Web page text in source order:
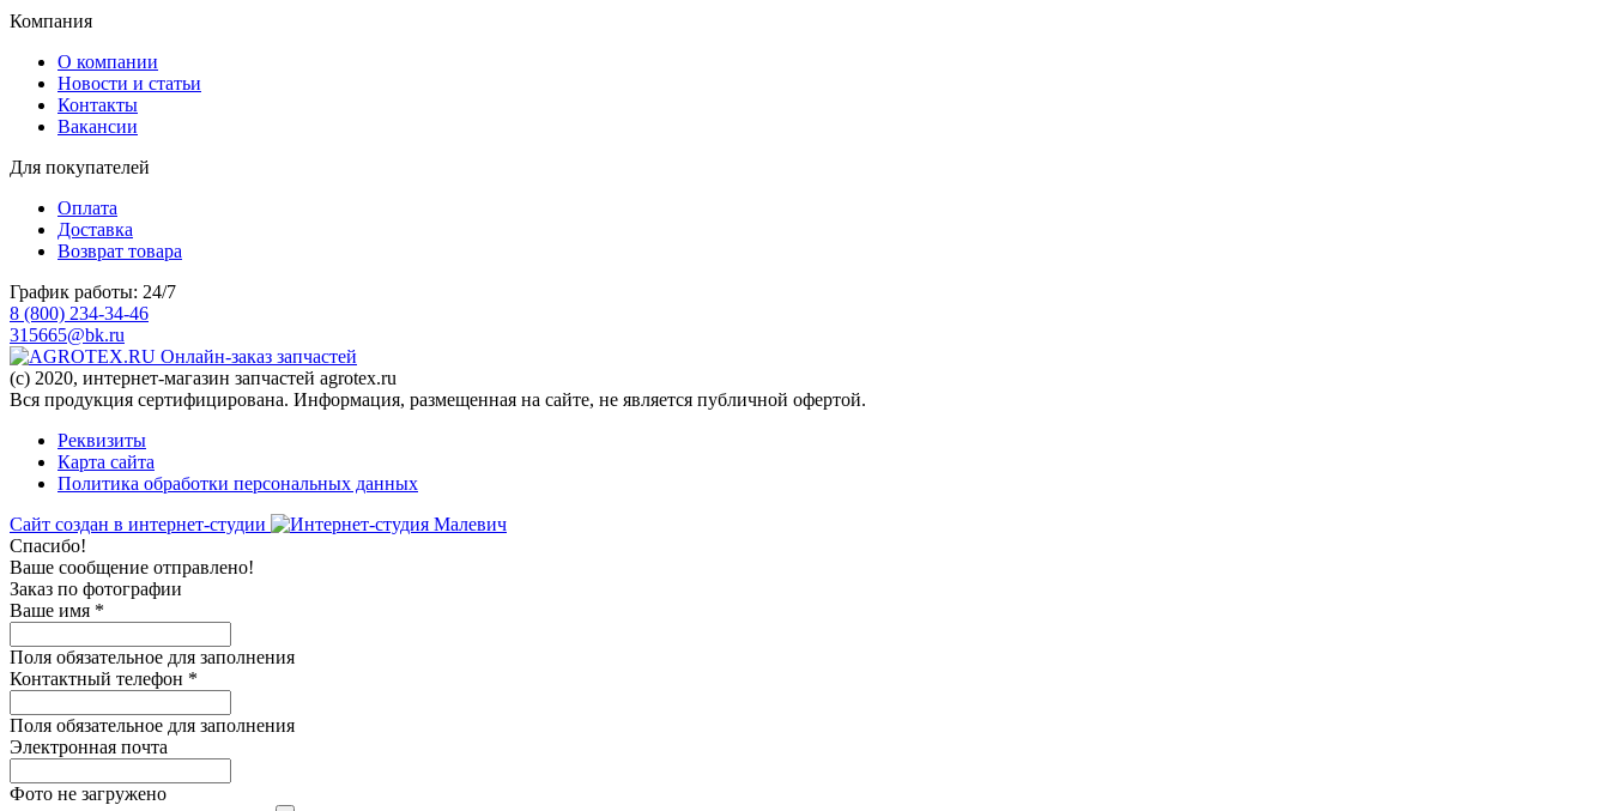
Компания
О компании
Новости и статьи
Контакты
Вакансии
Для покупателей
Оплата
Доставка
Возврат товара
График работы: 24/7
8 (800) 234-34-46
315665@bk.ru
Онлайн-заказ запчастей
(c) 2020, интернет-магазин запчастей agrotex.ru
Вся продукция сертифицирована. Информация, размещенная на сайте, не является публичной офертой.
Реквизиты
Карта сайта
Политика обработки персональных данных
Сайт создан в интернет-студии
Спасибо!
Ваше сообщение отправлено!
Заказ по фотографии
Ваше имя *
Поля обязательное для заполнения
Контактный телефон *
Поля обязательное для заполнения
Электронная почта
Фото не загружено